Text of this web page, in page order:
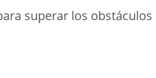
superar los